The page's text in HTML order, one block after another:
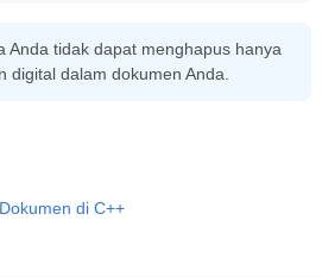
Anda tidak dapat menghapus hanya
digital dalam dokumen Anda.
di C++